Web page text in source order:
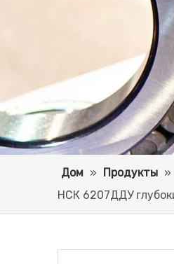
Дом » Продукты »
НСК 6207ДДУ